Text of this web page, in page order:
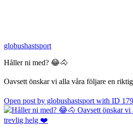
globushastsport
Håller ni med? 😂🐴
Oavsett önskar vi alla våra följare en
Open post by globushastsport with ID